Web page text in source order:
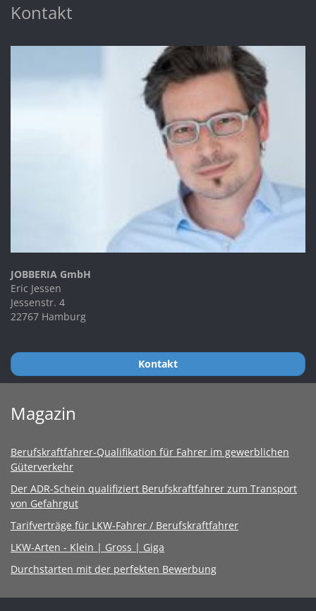
Kontakt
JOBBERIA GmbH
Eric Jessen
Jessenstr. 4
22767 Hamburg
Kontakt
Magazin
Berufskraftfahrer-Qualifikation für Fahrer im gewerblichen
Güterverkehr
Der ADR-Schein qualifiziert Berufskraftfahrer zum Transport
von Gefahrgut
Tarifverträge für LKW-Fahrer / Berufskraftfahrer
LKW-Arten - Klein | Gross | Giga
Durchstarten mit der perfekten Bewerbung